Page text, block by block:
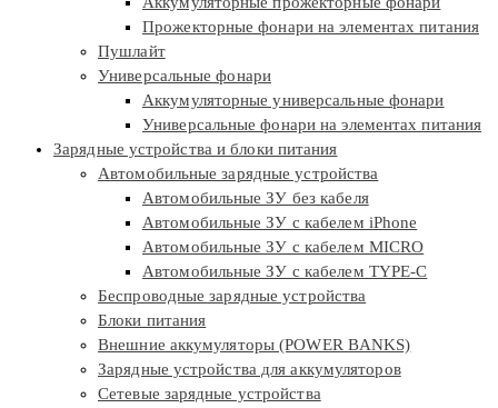
Прожекторные фонари на элементах питания
Пушлайт
Универсальные фонари
Аккумуляторные универсальные фонари
Универсальные фонари на элементах питания
Зарядные устройства и блоки питания
Автомобильные зарядные устройства
Автомобильные ЗУ без кабеля
Автомобильные ЗУ с кабелем iPhone
Автомобильные ЗУ с кабелем MICRO
Автомобильные ЗУ с кабелем TYPE-C
Беспроводные зарядные устройства
Блоки питания
Внешние аккумуляторы (POWER BANKS)
Зарядные устройства для аккумуляторов
Сетевые зарядные устройства